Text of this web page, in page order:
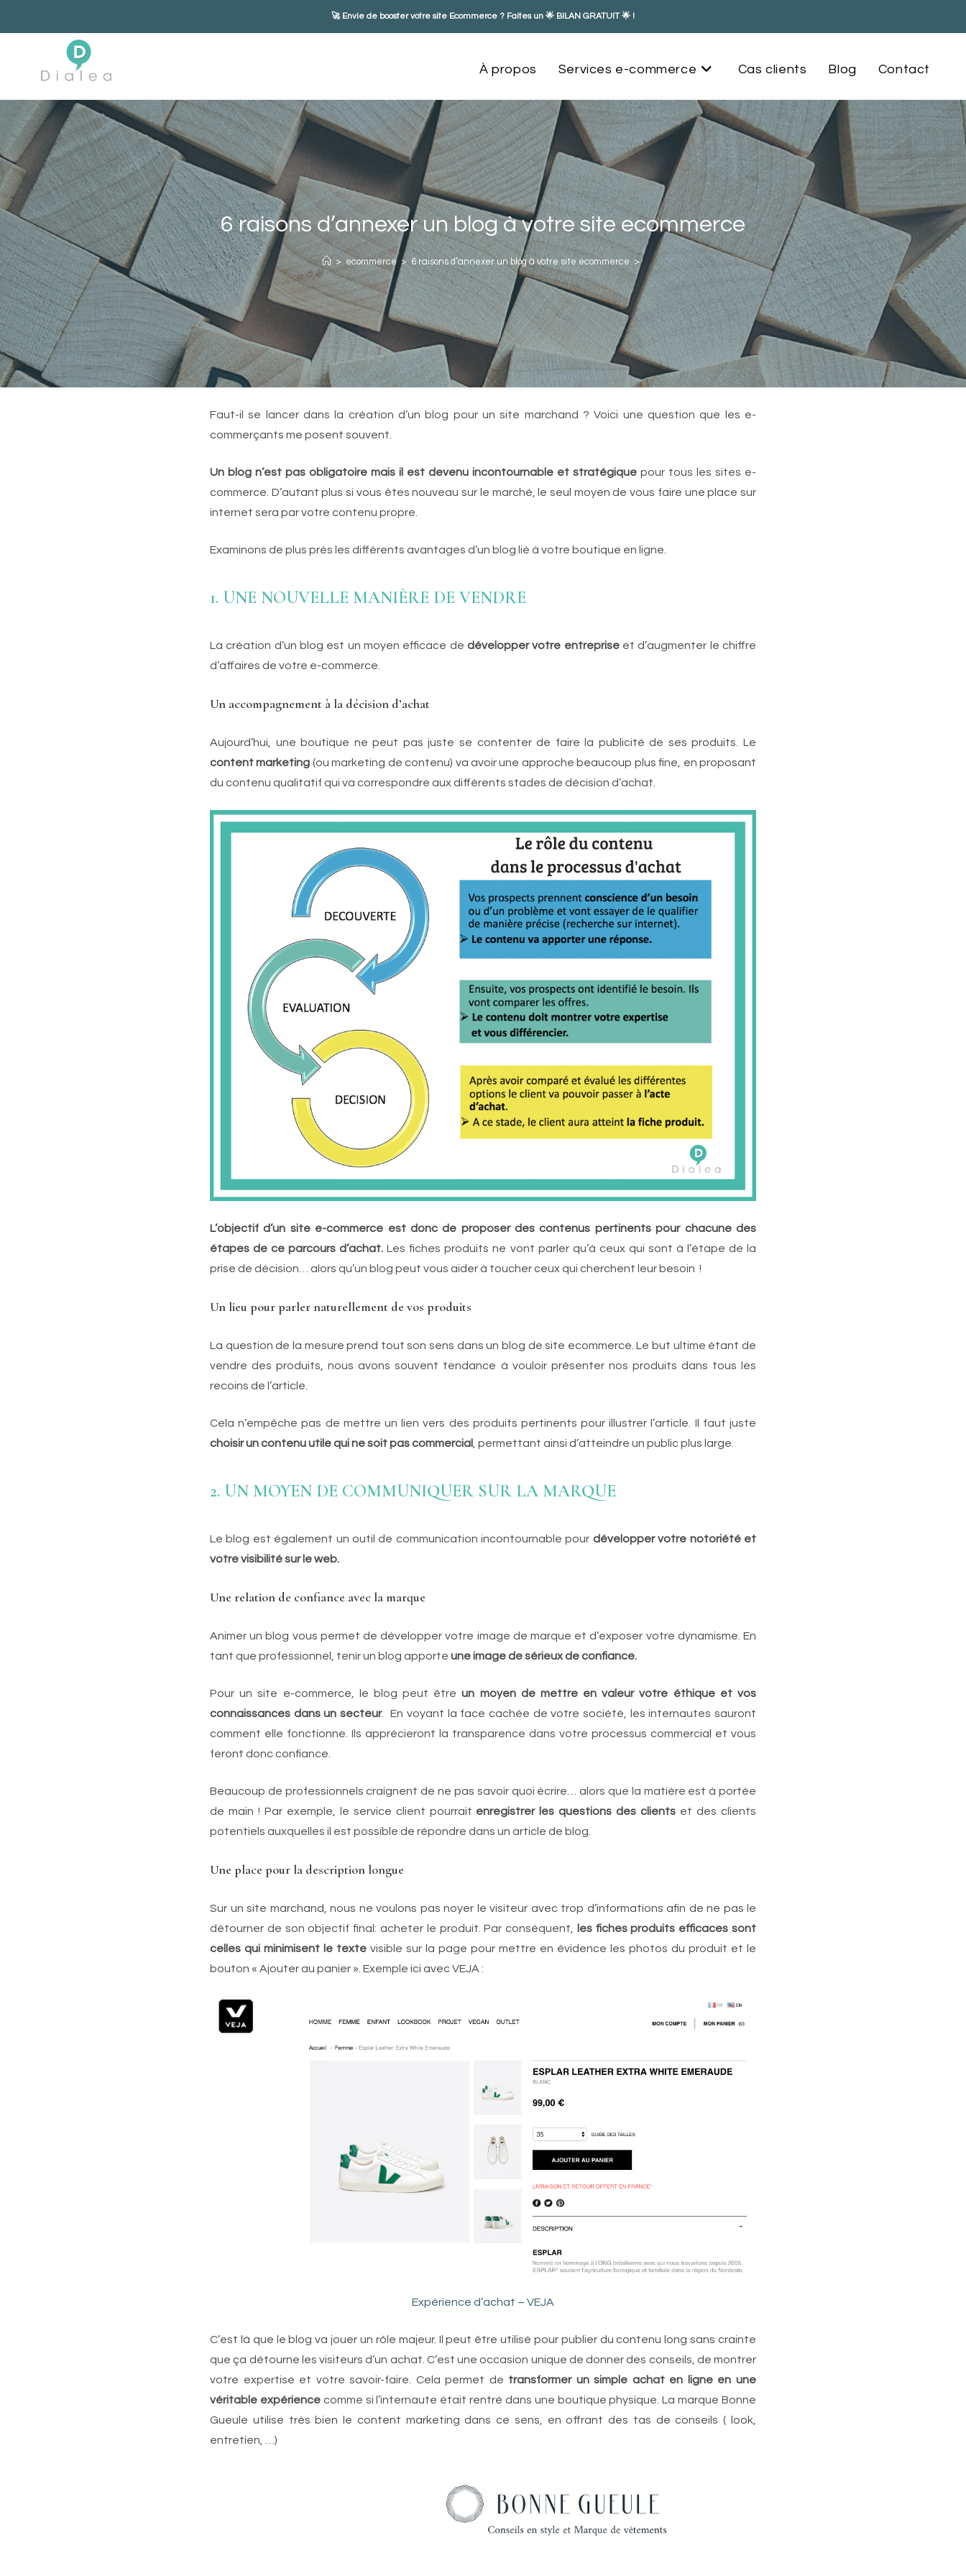
🚀 Envie de booster votre site Ecommerce ? Faites un 🌟 BILAN GRATUIT 🌟 !
À propos Services e-commerce Cas clients Blog Contact
6 raisons d’annexer un blog à votre site ecommerce
> ecommerce > 6 raisons d’annexer un blog à votre site ecommerce >
Faut-il se lancer dans la création d’un blog pour un site marchand ? Voici une question que les e-
commerçants me posent souvent.
Un blog n’est pas obligatoire mais il est devenu incontournable et stratégique pour tous les sites e-
commerce. D’autant plus si vous êtes nouveau sur le marché, le seul moyen de vous faire une place sur
internet sera par votre contenu propre.
Examinons de plus près les différents avantages d’un blog lié à votre boutique en ligne.
1. UNE NOUVELLE MANIÈRE DE VENDRE
La création d’un blog est un moyen efficace de développer votre entrepriseet d’augmenter le chiffre
d’affaires de votre e-commerce.
Un accompagnement à la décision d’achat
Aujourd’hui, une boutique ne peut pas juste se contenter de faire la publicité de ses produits. Le
content marketing (ou marketing de contenu) va avoir une approche beaucoup plus fine, en proposant
du contenu qualitatif qui va correspondre aux différents stades de décision d’achat.
L’objectif d’un site e-commerce est donc de proposer des contenus pertinents pour chacune des
étapes de ce parcours d’achat. Les fiches produits ne vont parler qu’à ceux qui sont à l’étape de la
prise de décision… alors qu’un blog peut vous aider à toucher ceux qui cherchent leur besoin !
Un lieu pour parler naturellement de vos produits
La question de la mesure prend tout son sens dans un blog de site ecommerce. Le but ultime étant de
vendre des produits, nous avons souvent tendance à vouloir présenter nos produits dans tous les
recoins de l’article.
Cela n’empêche pas de mettre un lien vers des produits pertinents pour illustrer l’article. Il faut juste
choisir un contenu utile qui ne soit pas commercial , permettant ainsi d’atteindre un public plus large.
2. UN MOYEN DE COMMUNIQUER SUR LA MARQUE
Le blog est également un outil de communication incontournable pour développer votre notoriété et
votre visibilité sur le web.
Une relation de confiance avec la marque
Animer un blog vous permet de développer votre image de marque et d’exposer votre dynamisme. En
tant que professionnel, tenir un blog apporte une image de sérieux de confiance.
Pour un site e-commerce, le blog peut êtreun moyen de mettre en valeur votre éthique et vos
connaissances dans un secteur. En voyant la face cachée de votre société, les internautes sauront
comment elle fonctionne. Ils apprécieront la transparence dans votre processus commercial et vous
feront donc confiance.
Beaucoup de professionnels craignent de ne pas savoir quoi écrire… alors que la matière est à portée
de main ! Par exemple, le service client pourrait enregistrer les questions des clients et des clients
potentiels auxquelles il est possible de répondre dans un article de blog.
Une place pour la description longue
Sur un site marchand, nous ne voulons pas noyer le visiteur avec trop d’informations afin de ne pas le
détourner de son objectif final: acheter le produit. Par conséquent, les fiches produits efficaces sont
celles qui minimisent le texte visible sur la page pour mettre en évidence les photos du produit et le
bouton « Ajouter au panier ». Exemple ici avec VEJA :
Expérience d’achat – VEJA
C’est là que le blog va jouer un rôle majeur. Il peut être utilisé pour publier du contenu long sans crainte
que ça détourne les visiteurs d’un achat. C’est une occasion unique de donner des conseils, de montrer
votre expertise et votre savoir-faire. Cela permet de transformer un simple achat en ligne en une
véritable expériencecomme si l’internaute était rentré dans une boutique physique. La marque Bonne
Gueule utilise très bien le content marketing dans ce sens, en offrant des tas de conseils ( look,
entretien, …)